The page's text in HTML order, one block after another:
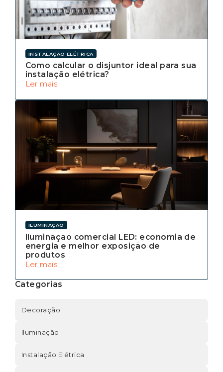
Categorias
Decoração
Iluminação
Instalação Elétrica
INSTALAÇÃO ELÉTRICA
Como calcular o disjuntor ideal para sua
instalação elétrica?
Ler mais
ILUMINAÇÃO
Iluminação comercial LED: economia de
energia e melhor exposição de
produtos
Ler mais